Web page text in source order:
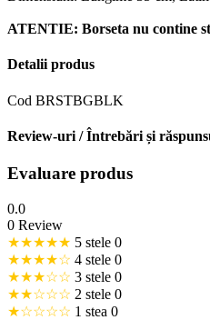
ATENTIE: Borseta nu contine
Detalii produs
Cod BRSTBGBLK
Review-uri / Întrebări și
Evaluare produs
0.0
0 Review
★★★★★ 5 stele 0
★★★★☆ 4 stele 0
★★★☆☆ 3 stele 0
★★☆☆☆ 2 stele 0
★☆☆☆☆ 1 stea 0